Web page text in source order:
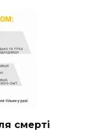
смерті